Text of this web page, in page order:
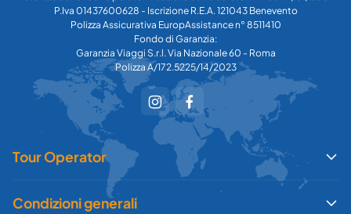
P.Iva 01437600628 - Iscrizione R.E.A. 121043 Benevento
Polizza Assicurativa EuropAssistance n° 8511410
Fondo di Garanzia:
Garanzia Viaggi S.r.l. Via Nazionale 60 - Roma
Polizza A/172.5225/14/2023
Tour Operator
Condizioni generali